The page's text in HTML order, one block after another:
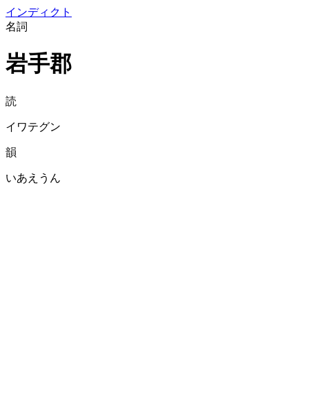
インディクト
名詞
岩手郡
読
イワテグン
韻
いあえうん